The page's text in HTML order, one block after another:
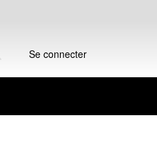
Se connecter